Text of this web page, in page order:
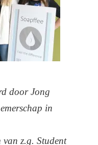
door Jong
in
van z.g. Student